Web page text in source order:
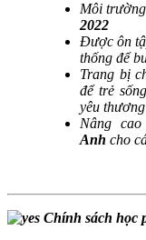
Môi trường
2022
Được ôn
thống để
Trang bị
để trẻ
yêu
Nâng
Anh cho
Chính sách học